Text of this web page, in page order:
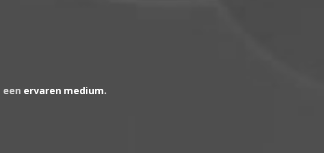
ervaren medium.